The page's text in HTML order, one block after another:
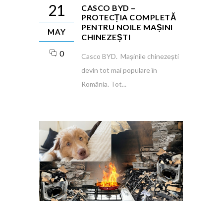
21
MAY
0
CASCO BYD –
PROTECȚIA COMPLETĂ
PENTRU NOILE MAȘINI
CHINEZEȘTI
Casco BYD. Mașinile chinezești
devin tot mai populare în
România. Tot...